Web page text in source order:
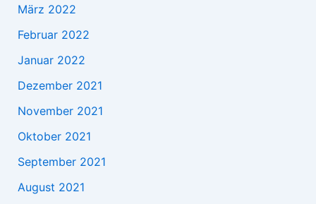
März 2022
Februar 2022
Januar 2022
Dezember 2021
November 2021
Oktober 2021
September 2021
August 2021